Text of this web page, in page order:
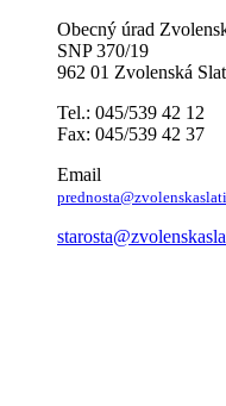
Obecný úrad
SNP 370/19
962 01 Zvolenská
Tel.: 045/539 42 12
Fax: 045/539 42 37
Email